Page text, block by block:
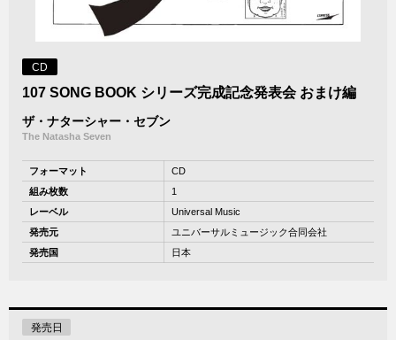
CD
107 SONG BOOK シリーズ完成記念発表会 おまけ編
ザ・ナターシャー・セブン
The Natasha Seven
フォーマット
CD
組み枚数
1
レーベル
Universal Music
発売元
ユニバーサルミュージック合同会社
発売国
日本
発売日